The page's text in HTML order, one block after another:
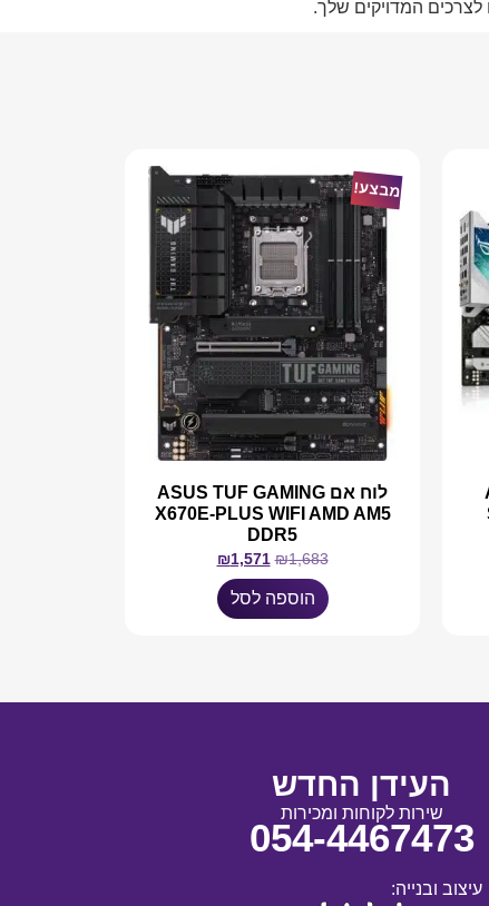
לצרכים המדויקים שלך.
מבצע!
לוח אם ASUS TUF GAMING
X670E-PLUS WIFI AMD AM5
DDR5
₪1,683
₪1,571
הוספה לסל
העידן החדש
שירות לקוחות ומכירות
054-4467473
עיצוב ובנייה: